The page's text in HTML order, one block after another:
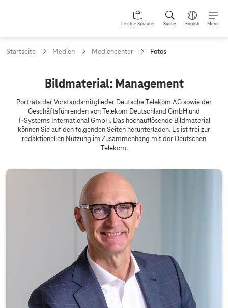
Leichte Sprache Suche English Menü
Startseite Medien Mediencenter
a
e
l
e
S
e
:
Fotos
Bildmaterial: Management
Porträts der Vorstandsmitglieder Deutsche Telekom AG sowie der
Geschäftsführenden von Telekom Deutschland GmbH und
T-Systems International GmbH. Das hochauflösende Bildmaterial
können Sie auf den folgenden Seiten herunterladen. Es ist frei zur
redaktionellen Nutzung im Zusammenhang mit der Deutschen
Telekom.